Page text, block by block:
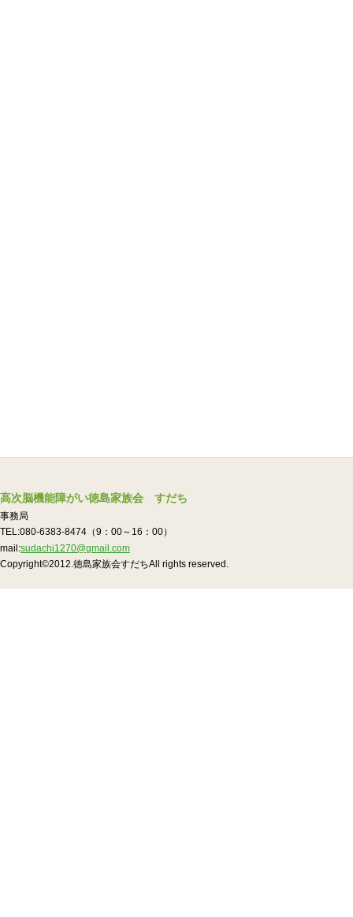
高次脳機能障がい徳島家族会 すだち
事務局
TEL:080-6383-8474（9：00～16：00）
mail:sudachi1270@gmail.com
Copyright©2012.徳島家族会すだちAll rights reserved.